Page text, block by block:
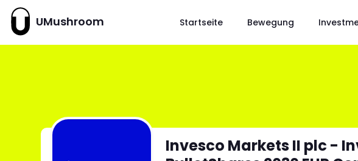
UMushroom Startseite Bewegung
Invesco Markets II plc -